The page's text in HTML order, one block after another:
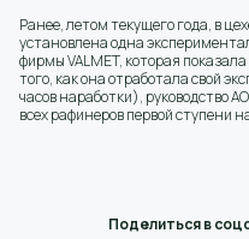
Ранее, летом текущего года, в
установлена одна
фирмы VALMET, которая
того, как она отработала свой
часов наработки), руководство
всех рафинеров первой ступени
Поделиться в